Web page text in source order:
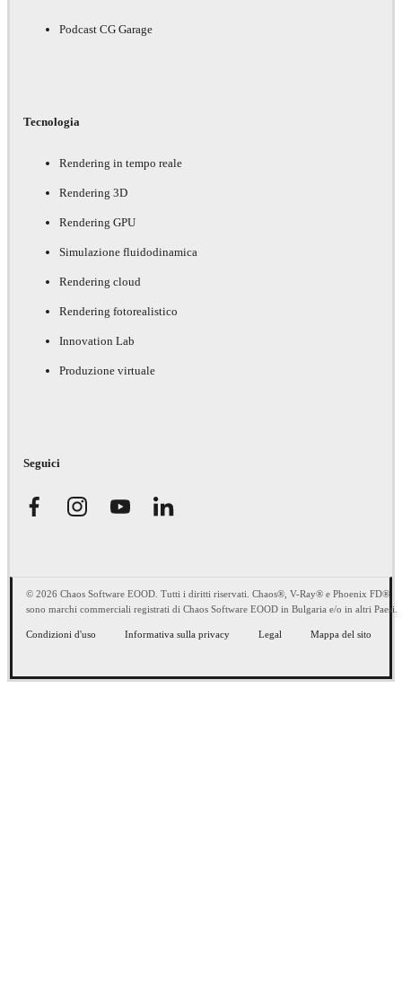
Podcast CG Garage
Tecnologia
Rendering in tempo reale
Rendering 3D
Rendering GPU
Simulazione fluidodinamica
Rendering cloud
Rendering fotorealistico
Innovation Lab
Produzione virtuale
Seguici
© 2026 Chaos Software EOOD. Tutti i diritti riservati. Chaos®, V-Ray® e Phoenix FD®
sono marchi commerciali registrati di Chaos Software EOOD in Bulgaria e/o in altri Paesi.
Condizioni d'uso Informativa sulla privacy Legal Mappa del sito